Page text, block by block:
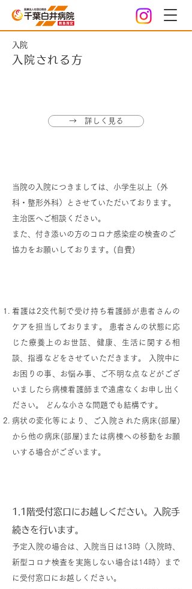
入院
入院される方
→ 詳しく見る
当院の入院につきましては、小学生以上（外
科・整形外科）とさせていただいております。
主治医へご相談ください。
また、付き添いの方のコロナ感染症の検査のご
協力をお願いしております。(自費)
看護は2交代制で受け持ち看護師が患者さんの
ケアを担当しております。 患者さんの状態に応
じた療養上のお世話、健康、生活に関する相
談、指導などをさせていただきます。 入院中に
お困りの事、お悩み事、ご不明な点などがござ
いましたら病棟看護師まで遠慮なくお申し出く
ださい。 どんな小さな問題でも結構です。
病状の変化等により、ご入院された病床(部屋)
から他の病床(部屋)または病棟への移動をお願
いする場合がございます。
1.1階受付窓口にお越しください。入院手
続きを行います。
予定入院の場合は、入院当日は13時（入院時、
新型コロナ検査を実施しない場合は14時）まで
に受付窓口にお越しください。